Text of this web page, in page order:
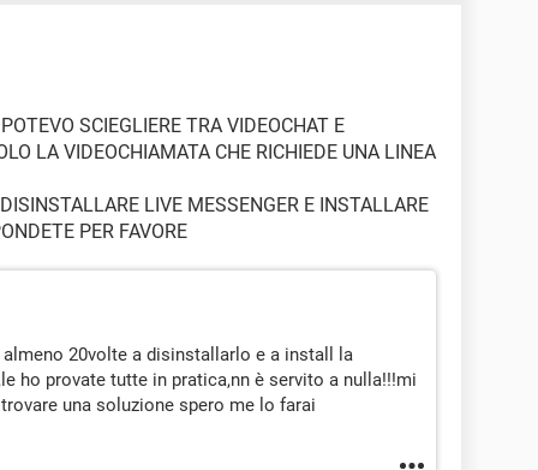
SCIEGLIERE TRA VIDEOCHAT E
LA VIDEOCHIAMATA CHE RICHIEDE UNA LINEA
LIVE MESSENGER E INSTALLARE
PER FAVORE
20volte a disinstallarlo e a install la
ho provate tutte in pratica,nn è servito a nulla!!!mi
una soluzione spero me lo farai